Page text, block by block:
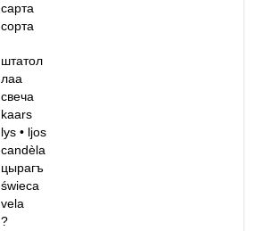
сарта
сорта
штатол
лаа
свеча
kaars
lys• ljos
candèla
цырагъ
świeca
vela
?